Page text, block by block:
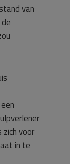
van
zich voor
in te